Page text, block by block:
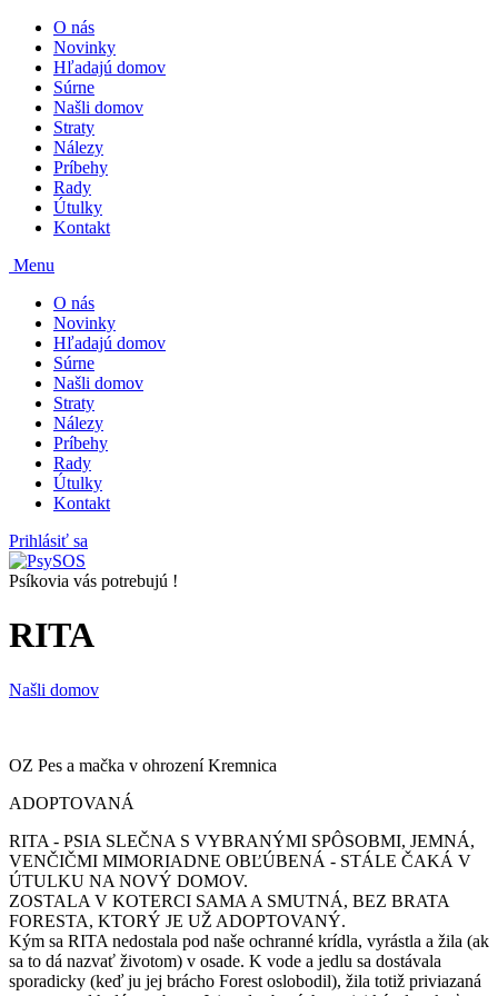
O nás
Novinky
Hľadajú domov
Súrne
Našli domov
Straty
Nálezy
Príbehy
Rady
Útulky
Kontakt
Menu
O nás
Novinky
Hľadajú domov
Súrne
Našli domov
Straty
Nálezy
Príbehy
Rady
Útulky
Kontakt
Prihlásiť sa
Psíkovia vás potrebujú !
RITA
Našli domov
OZ Pes a mačka v ohrození Kremnica
ADOPTOVANÁ
RITA - PSIA SLEČNA S VYBRANÝMI SPÔSOBMI, JEMNÁ,
VENČIČMI MIMORIADNE OBĽÚBENÁ - STÁLE ČAKÁ V
ÚTULKU NA NOVÝ DOMOV.
ZOSTALA V KOTERCI SAMA A SMUTNÁ, BEZ BRATA
FORESTA, KTORÝ JE UŽ ADOPTOVANÝ.
Kým sa RITA nedostala pod naše ochranné krídla, vyrástla a žila (ak
sa to dá nazvať životom) v osade. K vode a jedlu sa dostávala
sporadicky (keď ju jej brácho Forest oslobodil), žila totiž priviazaná